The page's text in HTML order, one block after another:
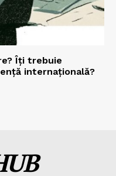
Îți trebuie
internațională?